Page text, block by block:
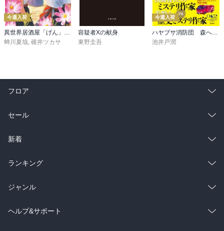
今週入荷
異世界居酒屋「げん」三杯目
蝉川夏哉, 碓井ツカサ
容疑者Xの献身
東野圭吾
今週入荷
ハヤブサ消防団 森へつづく道
池井戸潤
フロア
総合
ラノベ
雑誌・グラビア
BL・TL
セール
総合
ラノベ
雑誌・グラビア
BL・TL
新着
総合
ラノベ
雑誌・グラビア
ランキング
総合
ラノベ
ジャンル
コミック
ヘルプ&サポート